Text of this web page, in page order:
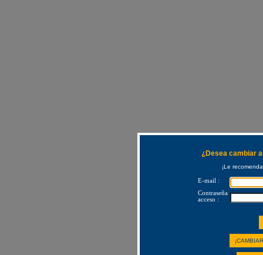
¿Desea cambiar
¡Le
E-mail :
Contraseña
acceso :